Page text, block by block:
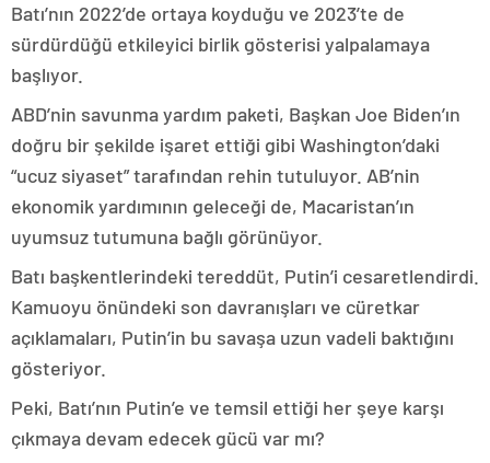
Batı’nın 2022’de ortaya koyduğu ve 2023’te de
sürdürdüğü etkileyici birlik gösterisi yalpalamaya
başlıyor.
ABD’nin savunma yardım paketi, Başkan Joe Biden’ın
doğru bir şekilde işaret ettiği gibi Washington’daki
“ucuz siyaset” tarafından rehin tutuluyor. AB’nin
ekonomik yardımının geleceği de, Macaristan’ın
uyumsuz tutumuna bağlı görünüyor.
Batı başkentlerindeki tereddüt, Putin’i cesaretlendirdi.
Kamuoyu önündeki son davranışları ve cüretkar
açıklamaları, Putin’in bu savaşa uzun vadeli baktığını
gösteriyor.
Peki, Batı’nın Putin’e ve temsil ettiği her şeye karşı
çıkmaya devam edecek gücü var mı?